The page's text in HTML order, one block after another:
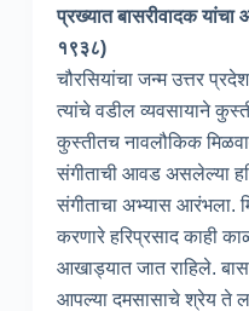
प्रख्यात बासरीवादक
१९३८)
चौरसियांचा जन्म उत्तर
त्यांचे वडील व्यवसायाने
कुस्तीतच नावलौकिक
संगीताची आवड असलेल्या
संगीताचा अभ्यास आरंभला.
करणारे हरिप्रसाद काही
आखाड्यात जात राहिले.
आपल्या दमसासाचे श्रेय ते